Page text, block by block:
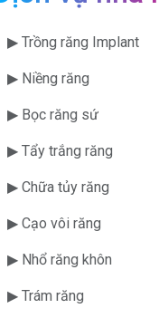
▶ Trồng răng Implant
▶ Niềng răng
▶ Bọc răng sứ
▶ Tẩy trắng răng
▶ Chữa tủy răng
▶ Cạo vôi răng
▶ Nhổ răng khôn
▶ Trám răng